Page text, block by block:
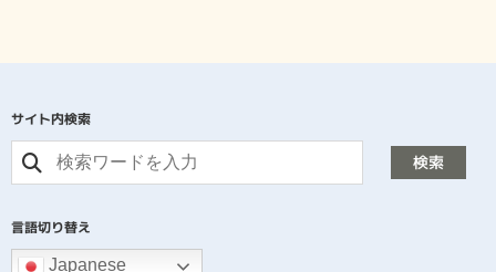
サイト内検索
検索
言語切り替え
Japanese